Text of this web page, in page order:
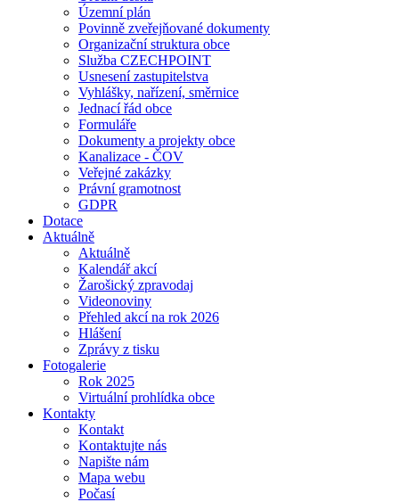
Územní plán
Povinně zveřejňované dokumenty
Organizační struktura obce
Služba CZECHPOINT
Usnesení zastupitelstva
Vyhlášky, nařízení, směrnice
Jednací řád obce
Formuláře
Dokumenty a projekty obce
Kanalizace - ČOV
Veřejné zakázky
Právní gramotnost
GDPR
Dotace
Aktuálně
Aktuálně
Kalendář akcí
Žarošický zpravodaj
Videonoviny
Přehled akcí na rok 2026
Hlášení
Zprávy z tisku
Fotogalerie
Rok 2025
Virtuální prohlídka obce
Kontakty
Kontakt
Kontaktujte nás
Napište nám
Mapa webu
Počasí